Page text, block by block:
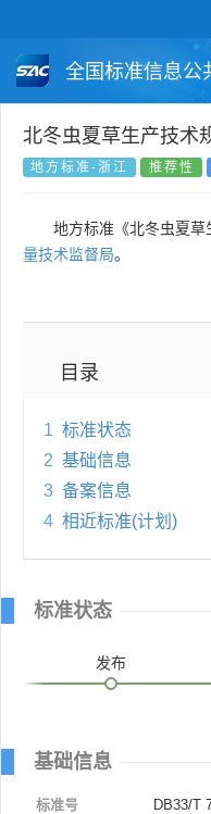
全国标准信息公
国家标准
国外标准
北冬虫夏草生产技术
地方标准-浙江 推荐性
地方标准《北冬虫夏
量技术监督局。
目录
1 标准状态
2 基础信息
3 备案信息
4 相近标准(计划)
标准状态
发布
基础信息
标准号
DB33/T